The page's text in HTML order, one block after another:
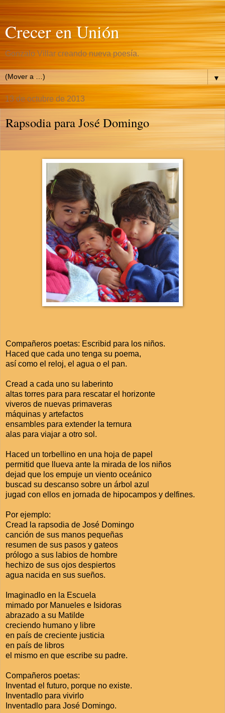
Crecer en Unión
Gonzalo Villar creando nueva poesía.
▼
13 de octubre de 2013
Rapsodia para José Domingo
Compañeros poetas: Escribid para los niños.
Haced que cada uno tenga su poema,
así como el reloj, el agua o el pan.
Cread a cada uno su laberinto
altas torres para para rescatar el horizonte
viveros de nuevas primaveras
máquinas y artefactos
ensambles para extender la ternura
alas para viajar a otro sol.
Haced un torbellino en una hoja de papel
permitid que llueva ante la mirada de los niños
dejad que los empuje un viento oceánico
buscad su descanso sobre un árbol azul
jugad con ellos en jornada de hipocampos y delfines.
Por ejemplo:
Cread la rapsodia de José Domingo
canción de sus manos pequeñas
resumen de sus pasos y gateos
prólogo a sus labios de hombre
hechizo de sus ojos despiertos
agua nacida en sus sueños.
Imaginadlo en la Escuela
mimado por Manueles e Isidoras
abrazado a su Matilde
creciendo humano y libre
en país de creciente justicia
en país de libros
el mismo en que escribe su padre.
Compañeros poetas:
Inventad el futuro, porque no existe.
Inventadlo para vivirlo
Inventadlo para José Domingo.